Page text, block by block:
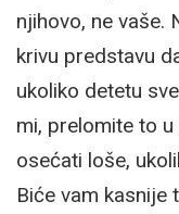
njihovo, ne vaše.
krivu predstavu
ukoliko detetu
mi, prelomite to
osećati loše,
Biće vam kasnije